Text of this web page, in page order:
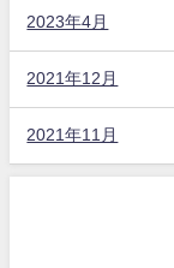
2023年4月
2021年12月
2021年11月